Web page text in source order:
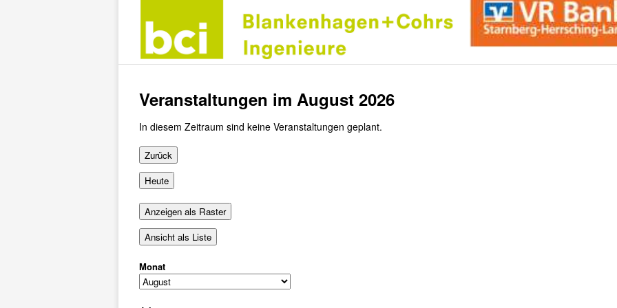
Veranstaltungen im August 2026
In diesem Zeitraum sind keine Veranstaltungen geplant.
Zurück
Heute
Anzeigen als Raster
Ansicht als Liste
Monat